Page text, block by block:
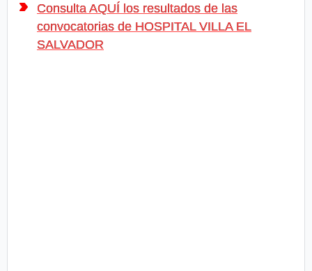
Consulta AQUÍ los resultados de las
convocatorias de HOSPITAL VILLA EL
SALVADOR